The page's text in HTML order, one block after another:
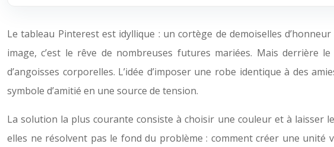
Le tableau Pinterest est idyllique : un cortège de demoiselles
image, c’est le rêve de nombreuses futures mariées. Mais derrière
d’angoisses corporelles. L’idée d’imposer une robe identique à des
symbole d’amitié en une source de tension.
La solution la plus courante consiste à choisir une couleur et à laisser
elles ne résolvent pas le fond du problème : comment créer une unité